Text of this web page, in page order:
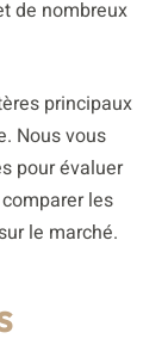
de nombreux
principaux
Nous vous
pour évaluer
les
le marché.